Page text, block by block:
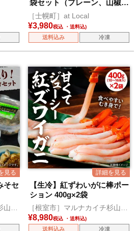
袋セット（プレーン、山椒各
1袋）
［士幌町］at Local
¥3,980税込
送料込み 冷凍
そセ
山水
【生冷】紅ずわいがに棒ポー
ション 400g×2袋
［根室市］マルナカイチ杉山水
産
¥8,980税込
送料込み 冷凍